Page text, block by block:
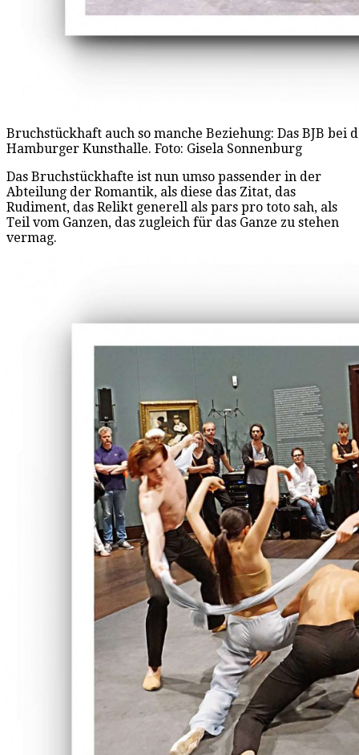
Bruchstückhaft auch so manche Beziehung: Das BJB bei
Hamburger Kunsthalle. Foto: Gisela Sonnenburg
Das Bruchstückhafte ist nun umso passender in der
Abteilung der Romantik, als diese das Zitat, das
Rudiment, das Relikt generell als pars pro toto sah, als
Teil vom Ganzen, das zugleich für das Ganze zu stehen
vermag.